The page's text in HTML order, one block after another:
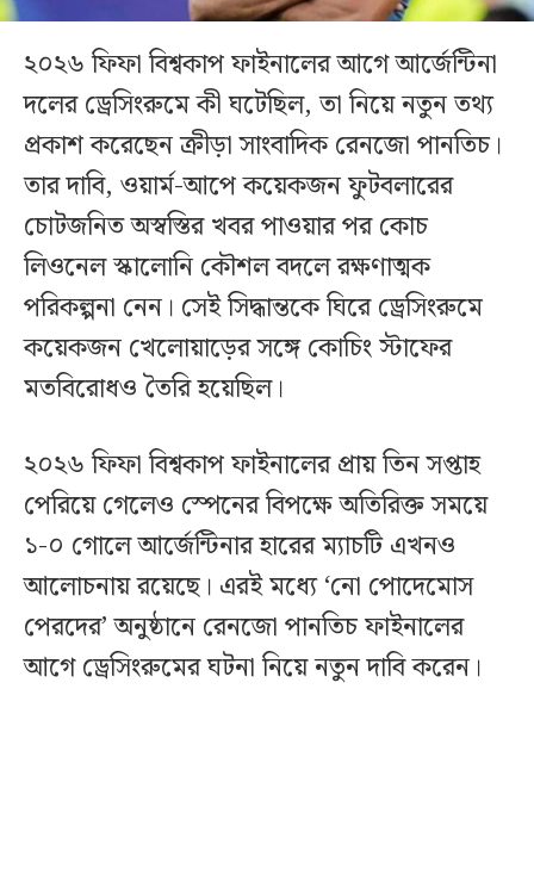
২০২৬ ফিফা বিশ্বকাপ ফাইনালের আগে আর্জেন্টিনা
দলের ড্রেসিংরুমে কী ঘটেছিল, তা নিয়ে নতুন তথ্য
প্রকাশ করেছেন ক্রীড়া সাংবাদিক রেনজো পানতিচ।
তার দাবি, ওয়ার্ম-আপে কয়েকজন ফুটবলারের
চোটজনিত অস্বস্তির খবর পাওয়ার পর কোচ
লিওনেল স্কালোনি কৌশল বদলে রক্ষণাত্মক
পরিকল্পনা নেন। সেই সিদ্ধান্তকে ঘিরে ড্রেসিংরুমে
কয়েকজন খেলোয়াড়ের সঙ্গে কোচিং স্টাফের
মতবিরোধও তৈরি হয়েছিল।
২০২৬ ফিফা বিশ্বকাপ ফাইনালের প্রায় তিন সপ্তাহ
পেরিয়ে গেলেও স্পেনের বিপক্ষে অতিরিক্ত সময়ে
১-০ গোলে আর্জেন্টিনার হারের ম্যাচটি এখনও
আলোচনায় রয়েছে। এরই মধ্যে ‘নো পোদেমোস
পেরদের’ অনুষ্ঠানে রেনজো পানতিচ ফাইনালের
আগে ড্রেসিংরুমের ঘটনা নিয়ে নতুন দাবি করেন।